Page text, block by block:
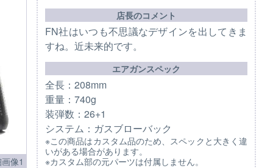
店長のコメント
FN社はいつも不思議なデザインを出してきま
すね。近未来的です。
エアガンスペック
全長：208mm
重量：740g
装弾数：26+1
システム：ガスブローバック
※この商品はカスタム品のため、スペックと大きく違
いがある場合があります。
※カスタム部の元パーツは付属しません。
像1